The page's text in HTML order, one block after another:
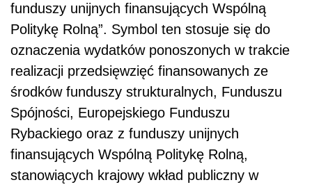
funduszy unijnych finansujących Wspólną
Politykę Rolną”. Symbol ten stosuje się do
oznaczenia wydatków ponoszonych w trakcie
realizacji przedsięwzięć finansowanych ze
środków funduszy strukturalnych, Funduszu
Spójności, Europejskiego Funduszu
Rybackiego oraz z funduszy unijnych
finansujących Wspólną Politykę Rolną,
stanowiących krajowy wkład publiczny w